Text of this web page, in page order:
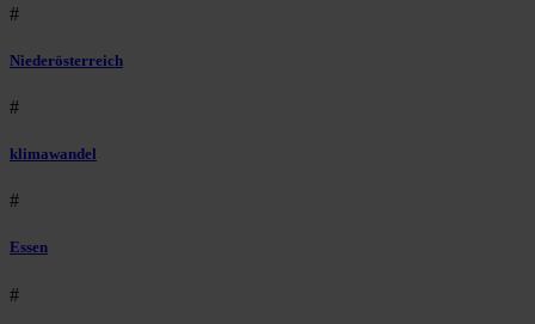
#
Niederösterreich
#
klimawandel
#
Essen
#